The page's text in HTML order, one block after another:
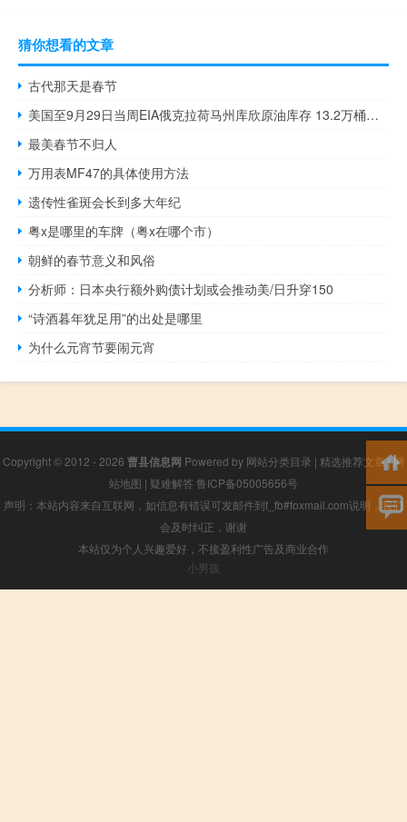
猜你想看的文章
古代那天是春节
美国至9月29日当周EIA俄克拉荷马州库欣原油库存 13.2万桶前值-94.3万桶
最美春节不归人
万用表MF47的具体使用方法
遗传性雀斑会长到多大年纪
粤x是哪里的车牌（粤x在哪个市）
朝鲜的春节意义和风俗
分析师：日本央行额外购债计划或会推动美/日升穿150
“诗酒暮年犹足用”的出处是哪里
为什么元宵节要闹元宵
Copyright © 2012 - 2026 曹县信息网 Powered by 网站分类目录 | 精选推荐文章|网
站地图 | 疑难解答 鲁ICP备05005656号
声明：本站内容来自互联网，如信息有错误可发邮件到f_fb#foxmail.com说明，我们
会及时纠正，谢谢
本站仅为个人兴趣爱好，不接盈利性广告及商业合作
小男孩